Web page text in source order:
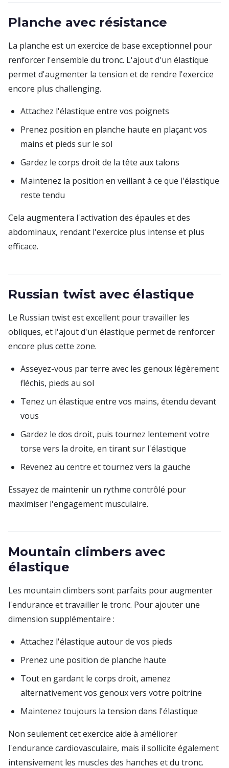
Planche avec résistance
La planche est un exercice de base exceptionnel pour
renforcer l'ensemble du tronc. L'ajout d'un élastique
permet d'augmenter la tension et de rendre l'exercice
encore plus challenging.
Attachez l'élastique entre vos poignets
Prenez position en planche haute en plaçant vos
mains et pieds sur le sol
Gardez le corps droit de la tête aux talons
Maintenez la position en veillant à ce que l'élastique
reste tendu
Cela augmentera l'activation des épaules et des
abdominaux, rendant l'exercice plus intense et plus
efficace.
Russian twist avec élastique
Le Russian twist est excellent pour travailler les
obliques, et l'ajout d'un élastique permet de renforcer
encore plus cette zone.
Asseyez-vous par terre avec les genoux légèrement
fléchis, pieds au sol
Tenez un élastique entre vos mains, étendu devant
vous
Gardez le dos droit, puis tournez lentement votre
torse vers la droite, en tirant sur l'élastique
Revenez au centre et tournez vers la gauche
Essayez de maintenir un rythme contrôlé pour
maximiser l'engagement musculaire.
Mountain climbers avec
élastique
Les mountain climbers sont parfaits pour augmenter
l'endurance et travailler le tronc. Pour ajouter une
dimension supplémentaire :
Attachez l'élastique autour de vos pieds
Prenez une position de planche haute
Tout en gardant le corps droit, amenez
alternativement vos genoux vers votre poitrine
Maintenez toujours la tension dans l'élastique
Non seulement cet exercice aide à améliorer
l'endurance cardiovasculaire, mais il sollicite également
intensivement les muscles des hanches et du tronc.